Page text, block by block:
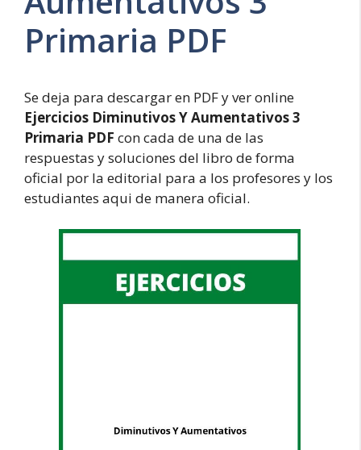
Primaria PDF
Se deja para descargar en PDF y ver online
Ejercicios Diminutivos Y Aumentativos 3
Primaria PDF con cada de una de las
respuestas y soluciones del libro de forma
oficial por la editorial para a los profesores y los
estudiantes aqui de manera oficial.